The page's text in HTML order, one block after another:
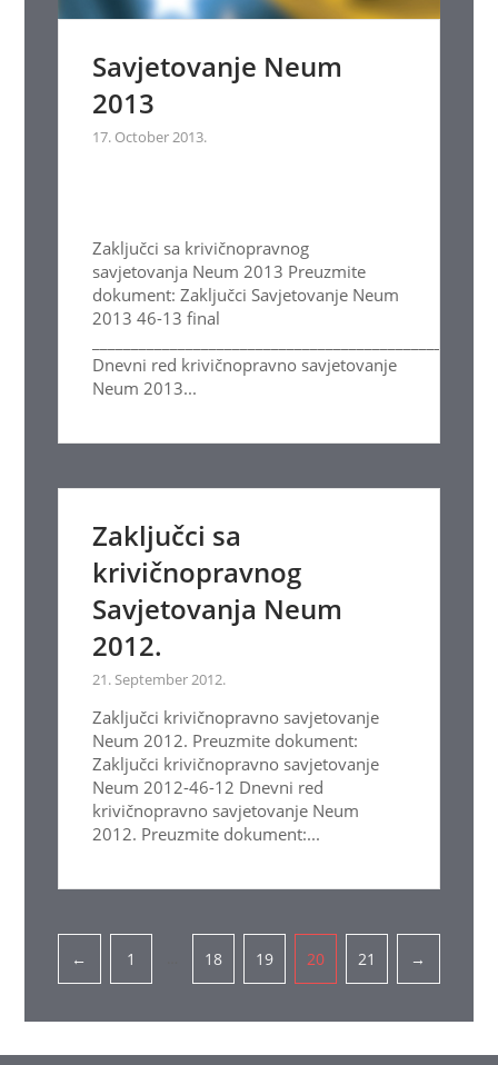
Savjetovanje Neum
2013
17. October 2013.
Zaključci sa krivičnopravnog
savjetovanja Neum 2013 Preuzmite
dokument: Zaključci Savjetovanje Neum
2013 46-13 final
Dnevni red krivičnopravno savjetovanje
Neum 2013...
Zaključci sa
krivičnopravnog
Savjetovanja Neum
2012.
21. September 2012.
Zaključci krivičnopravno savjetovanje
Neum 2012. Preuzmite dokument:
Zaključci krivičnopravno savjetovanje
Neum 2012-46-12 Dnevni red
krivičnopravno savjetovanje Neum
2012. Preuzmite dokument:...
Pagination
← 1 18 19 20 21 →